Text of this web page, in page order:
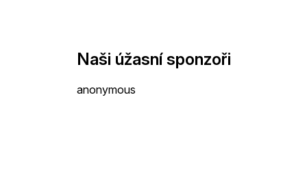
Naši úžasní sponzoři
anonymous